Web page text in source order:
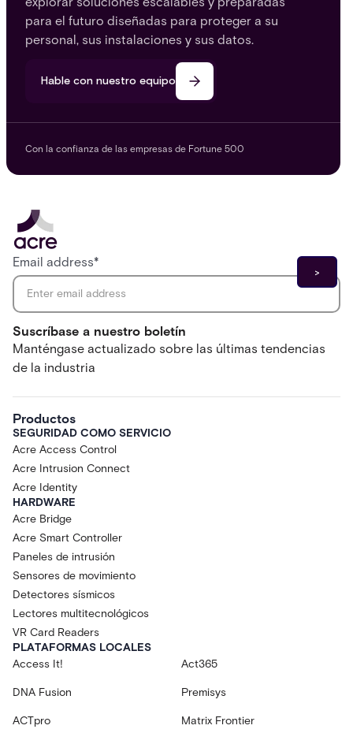
para el futuro diseñadas para proteger a su
personal, sus instalaciones y sus datos.
Hable con nuestro equipo
Con la confianza de las empresas de Fortune 500
Suscríbase a nuestro boletín
Manténgase actualizado sobre las últimas tendencias
de la industria
Email address*
Productos
SEGURIDAD COMO SERVICIO
Acre Access Control
Acre Intrusion Connect
Acre Identity
HARDWARE
Acre Bridge
Acre Smart Controller
Paneles de intrusión
Sensores de movimiento
Detectores sísmicos
Lectores multitecnológicos
VR Card Readers
PLATAFORMAS LOCALES
Access It!
Act365
DNA Fusion Premisys
ACTpro Matrix Frontier